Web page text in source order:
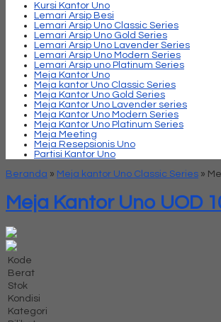
Kursi Kantor Uno
Lemari Arsip Besi
Lemari Arsip Uno Classic Series
Lemari Arsip Uno Gold Series
Lemari Arsip Uno Lavender Series
Lemari Arsip Uno Modern Series
Lemari Arsip uno Platinum Series
Meja Kantor Uno
Meja kantor Uno Classic Series
Meja Kantor Uno Gold Series
Meja Kantor Uno Lavender series
Meja Kantor Uno Modern Series
Meja Kantor Uno Platinum Series
Meja Meeting
Meja Resepsionis Uno
Partisi Kantor Uno
Beranda » Meja kantor Uno Classic Series »
Meja Kantor Uno UOD
Kode
Berat
Stok
Kondisi
Kategori